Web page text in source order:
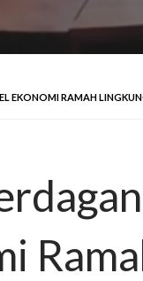
EKONOMI RAMAH